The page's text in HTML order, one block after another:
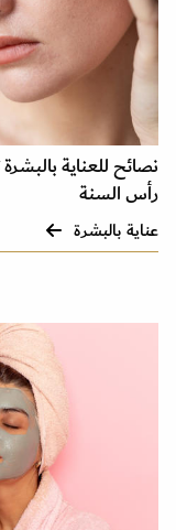
نصائح للعناية
رأس السنة
عناية بالبشرة